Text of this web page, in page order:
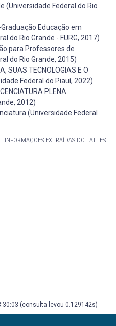
(Universidade Federal do Rio
Educação em
do Rio Grande - FURG, 2017)
para Professores de
do Rio Grande, 2015)
SUAS TECNOLOGIAS E O
Federal do Piauí, 2022)
PLENA
2012)
(Universidade Federal
INFORMAÇÕES EXTRAÍDAS DO LATTES
(consulta levou 0.129142s)